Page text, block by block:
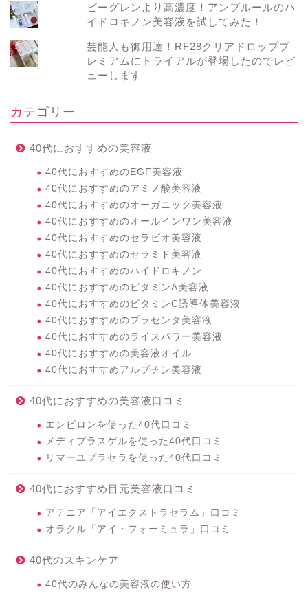
ビーグレンより高濃度！アンプルールのハ
イドロキノン美容液を試してみた！
芸能人も御用達！RF28クリアドロッププ
レミアムにトライアルが登場したのでレビ
ューします
カテゴリー
40代におすすめの美容液
40代におすすめのEGF美容液
40代におすすめのアミノ酸美容液
40代におすすめのオーガニック美容液
40代におすすめのオールインワン美容液
40代におすすめのセラビオ美容液
40代におすすめのセラミド美容液
40代におすすめのハイドロキノン
40代におすすめのビタミンA美容液
40代におすすめのビタミンC誘導体美容液
40代におすすめのプラセンタ美容液
40代におすすめのライスパワー美容液
40代におすすめの美容液オイル
40代におすすめアルブチン美容液
40代におすすめの美容液口コミ
エンビロンを使った40代口コミ
メディプラスゲルを使った40代口コミ
リマーユプラセラを使った40代口コミ
40代におすすめ目元美容液口コミ
アテニア「アイエクストラセラム」口コミ
オラクル「アイ・フォーミュラ」口コミ
40代のスキンケア
40代のみんなの美容液の使い方